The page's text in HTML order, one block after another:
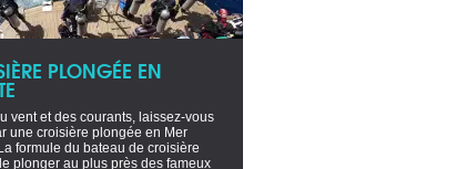
PLONGÉE EN
vent et des courants, laissez-vous
une croisière plongée en Mer
formule du bateau de croisière
plonger au plus près des fameux